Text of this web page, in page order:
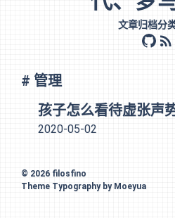
文章归档分
github
rss
# 管理
孩子怎么看待虚张声
2020-05-02
© 2026 filosfino
Theme Typographyby Moeyua